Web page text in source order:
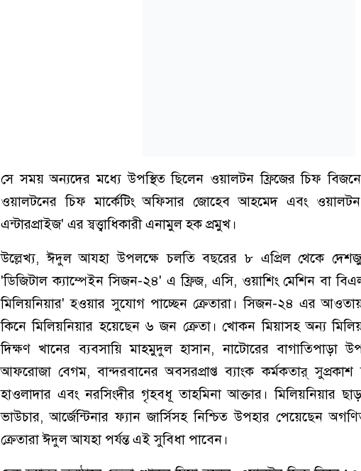
সে সময় অন্যদের মধ্যে উপস্থিত ছিলেন ওয়ালটন ফ্রিজের চিফ
ওয়ালটনের চিফ মার্কেটিং অফিসার জোহেব আহমেদ এবং
এন্টারপ্রাইজ' এর স্বত্ত্বাধিকারী এনামুল হক প্রমুখ।
উল্লেখ্য, ঈদুল আযহা উপলক্ষে চলতি বছরের ৮ এপ্রিল থেকে
'ডিজিটাল ক্যাম্পেইন সিজন-২৪' এ ফ্রিজ, এসি, ওয়াশিং মেশিন বা
মিলিয়নিয়ার' হওয়ার সুযোগ পাচ্ছেন ক্রেতারা। সিজন-২৪ এর
কিনে মিলিয়নিয়ার হয়েছেন ৬ জন ক্রেতা। খোকন মিয়াসহ অন্য
দিক্ষণ খানের ব্যবসায়ি মাহমুদুল হাসান, নাটোরের বাগাতিপাড়া
আফরোজা বেগম, বান্দরবানের অবসরপ্রাপ্ত ব্যাংক কর্মকতার্ সুপ্রকাশ
হাওলাদার এবং নরসিংদীর গৃহবধূ তাহমিনা আক্তার। মিলিয়নিয়ার
ভাউচার, আর্জেন্টিনার ফ্যান জার্সিসহ নিশ্চিত উপহার পেয়েছেন
ক্রেতারা ঈদুল আযহা পর্যন্ত এই সুবিধা পাবেন।